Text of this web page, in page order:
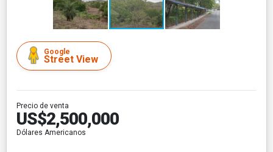
Google
Street View
Precio de venta
US$2,500,000
Dólares Americanos